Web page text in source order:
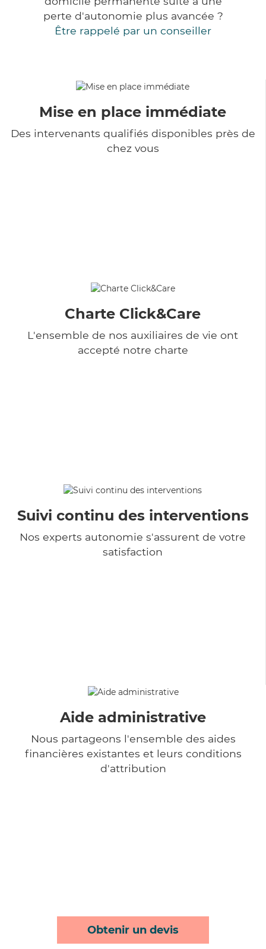
perte d'autonomie plus avancée ?
Être rappelé par un conseiller
Mise en place immédiate
Des intervenants qualifiés disponibles près de
chez vous
Charte Click&Care
L'ensemble de nos auxiliaires de vie ont
accepté notre charte
Suivi continu des interventions
Nos experts autonomie s'assurent de votre
satisfaction
Aide administrative
Nous partageons l'ensemble des aides
financières existantes et leurs conditions
d'attribution
Obtenir un devis